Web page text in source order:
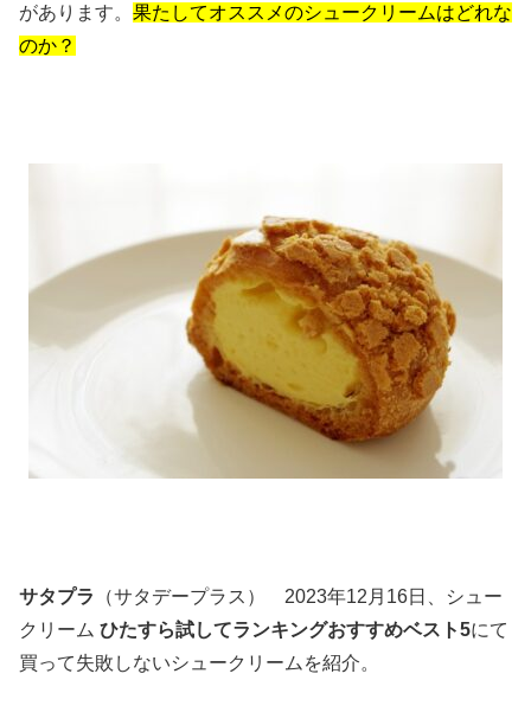
があります。 果たしてオススメのシュークリームはどれな
のか？
サタプラ
（サタデープラス） 2023年12月16日、シュー
クリーム ひたすら試してランキングおすすめベスト5にて
買って失敗しないシュークリームを紹介。